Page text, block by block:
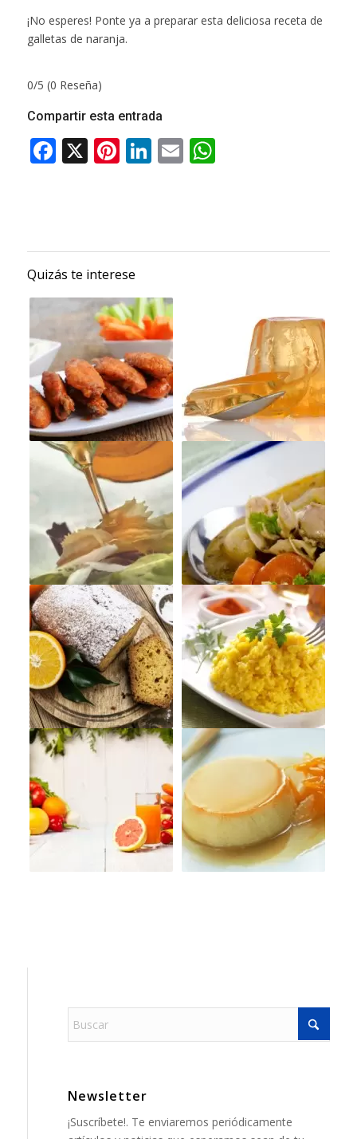
¡No esperes! Ponte ya a preparar esta deliciosa receta de
galletas de naranja.
0/5 (0 Reseña)
Compartir esta entrada
Quizás te interese
Newsletter
¡Suscríbete!. Te enviaremos periódicamente